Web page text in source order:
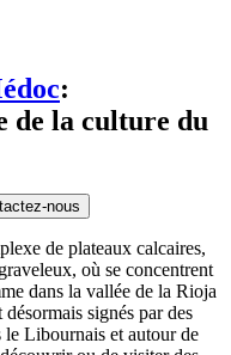
:
de la culture du
nous
de plateaux calcaires,
où se concentrent
dans la vallée de la Rioja
signés par des
le Libournais et autour de